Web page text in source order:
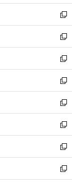
ウ
で
開
く
ン
ド
ウ
で
開
く
ウ
ィ
ン
ド
ウ
で
開
く
し
い
ウ
ィ
ン
ド
ウ
で
開
く
新
し
い
ウ
ィ
ン
ド
ウ
で
開
く
新
し
い
ウ
ィ
ン
ド
ウ
で
開
く
新
し
い
ウ
ィ
ン
ド
ウ
で
開
く
新
し
い
ウ
ィ
ン
ド
ウ
で
開
新
し
い
ウ
ィ
ン
ド
ウ
新
し
い
ウ
ィ
ン
新
し
い
ウ
新
し